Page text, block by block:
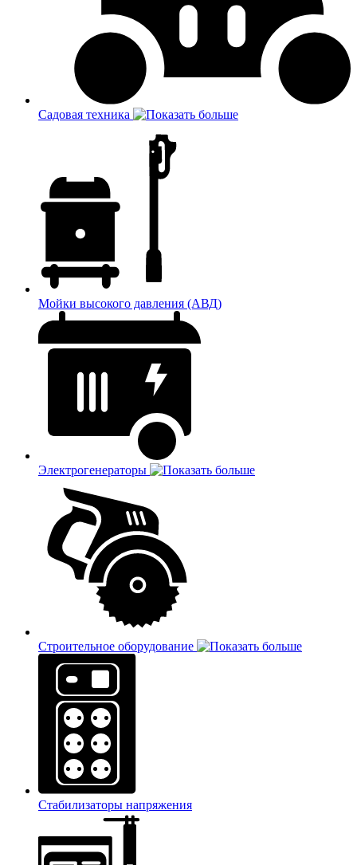
Садовая техника
Мойки высокого давления (АВД)
Электрогенераторы
Строительное оборудование
Стабилизаторы напряжения